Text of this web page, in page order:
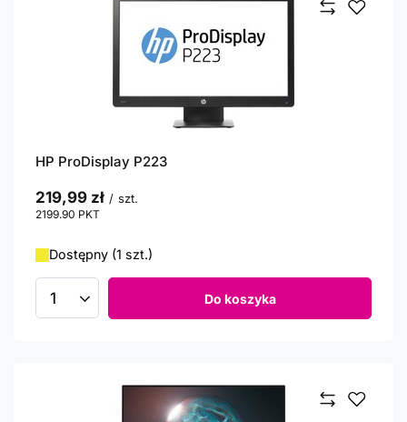
HP ProDisplay P223
219,99 zł / szt.
2199.90 PKT
Dostępny (1 szt.)
Ilość produktów Do koszyka